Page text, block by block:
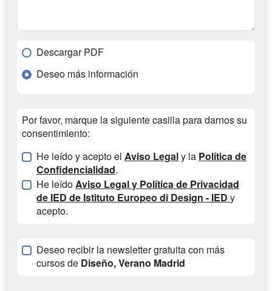
Descargar PDF
Deseo más información
Por favor, marque la siguiente casilla para darnos su
consentimiento:
He leído y acepto el Aviso Legaly la Política de
Confidencialidad.
He leídoAviso Legal y Política de Privacidad
de IED de Istituto Europeo di Design - IED y
acepto.
Deseo recibir la newsletter gratuita con más
cursos de Diseño, Verano Madrid